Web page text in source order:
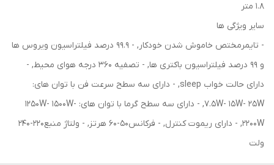
1.8 متر
سایر ویژگی ها
- تایمرمختص خاموش شدن خودکار, - ۹۹.۹ درصد فیلتراسیون ویروس ها
و ۹۹ درصد فیلتراسیون باکتری ها, - تصفیه ۳۶۰ درجه هوای محیط, -
دارای حالت خواب sleep, - دارای سه سطح سرعت فن با توان های:
7.5W- 15W- 25W, - دارای سه سطح گرما با توان های: 1250W- 1500W-
2200W, - دارای ریموت کنترل, - فرکانس50-60 هرتز, - ولتاژ منبع220-240
ولت